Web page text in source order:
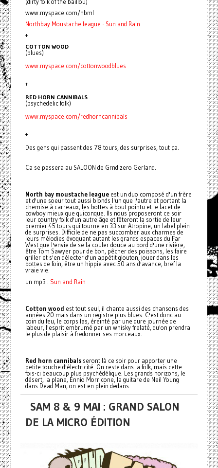
(dirty folk of the baillou)
www.myspace.com/nbml
Northbay Moustache league - Sun and Rain
+
COTTON WOOD
(blues)
www.myspace.com/cottonwoodblues
+
RED HORN CANNIBALS
(psychedelic folk)
www.myspace.com/redhorncannibals
+
Des gens qui passent des 78 tours, des surprises, tout ça.
Ca se passera au SALOON de Grnd zero Gerland.
North bay moustache leagueest un duo composé d'un frère
et d'une soeur tout aussi blonds l'un que l'autre et portant la
chemise à carreaux, les bottes à bout pointu et le lacet de
cowboy mieux que quiconque. Ils nous proposeront ce soir
leur country folk d'un autre âge et fêteront la sortie de leur
premier 45 tours qui tourne en 33 sur Atropine, un label plein
de surprises. Difficile de ne pas succomber aux charmes de
leurs mélodies évoquant autant les grands espaces du Far
West que l'envie de se la couler douce au bord d'une rivière,
être Tom Sawyer pour de bon, pêcher des poissons, les faire
griller et s'en délecter d'un appétit glouton, jouer dans les
bottes de foin, être un hippie avec 50 ans d'avance, bref la
vraie vie.
un mp3 : Sun and Rain
Cotton wood est tout seul, il chante aussi des chansons des
années 20 mais dans un registre plus blues. C'est donc au
coin du feu, le corps las, éreinté par une dure journée de
labeur, l'esprit embrumé par un whisky frelaté, qu'on prendra
le plus de plaisir à fredonner ses morceaux.
Red horn cannibalsseront là ce soir pour apporter une
petite touche d'électricité. On reste dans la folk, mais cette
fois-ci beaucoup plus psychédélique. Les grands horizons, le
désert, la plane, Ennio Morricone, la guitare de Neil Young
dans Dead Man, on est en plein dedans.
SAM 8 & 9 MAI : GRAND SALON
DE LA MICRO ÉDITION